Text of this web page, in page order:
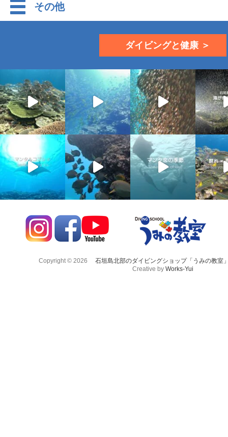
その他
ダイビングと健康 ＞
Copyright © 2026
石垣島北部のダイビングショップ「うみの教室
Creative by Works-Yui